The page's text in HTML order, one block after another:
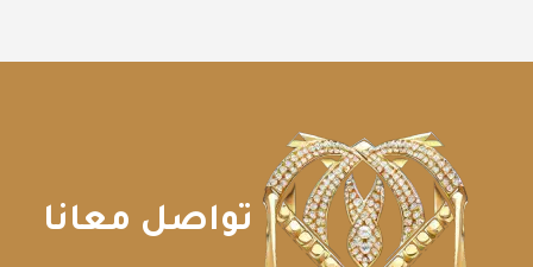
تواصل معانا